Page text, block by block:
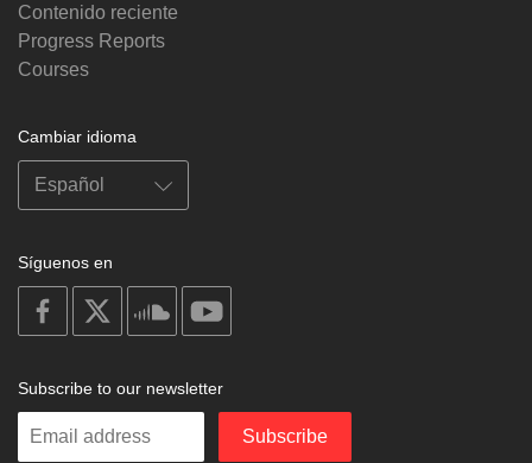
Contenido reciente
Progress Reports
Courses
Cambiar idioma
Síguenos en
on
facebook
soundcloud
Subscribe to our newsletter
Enter
Subscribe